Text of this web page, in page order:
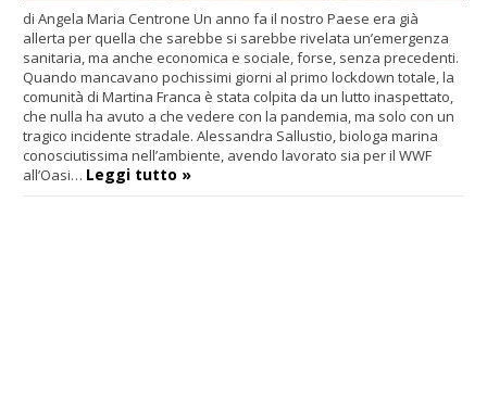
di Angela Maria Centrone Un anno fa il nostro Paese era già
allerta per quella che sarebbe si sarebbe rivelata un’emergenza
sanitaria, ma anche economica e sociale, forse, senza precedenti.
Quando mancavano pochissimi giorni al primo lockdown totale, la
comunità di Martina Franca è stata colpita da un lutto inaspettato,
che nulla ha avuto a che vedere con la pandemia, ma solo con un
tragico incidente stradale. Alessandra Sallustio, biologa marina
conosciutissima nell’ambiente, avendo lavorato sia per il WWF
all’Oasi… Leggi tutto »